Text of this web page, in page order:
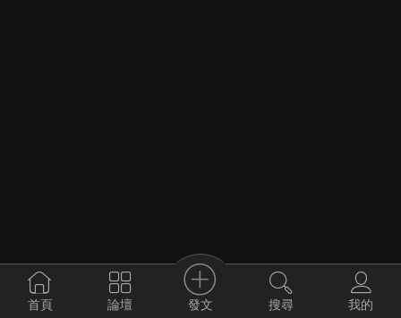
首頁 論壇 發文 搜尋 我的